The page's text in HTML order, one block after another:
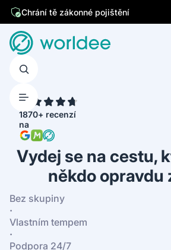
Jsme česká firma
1870+ recenzí
na
Vydej se na cestu,
někdo opravdu
Bez skupiny
·
Vlastním tempem
·
Podpora 24/7